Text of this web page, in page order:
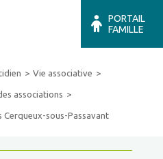
PORTAIL
FAMILLE
Vie associative
associations
Cerqueux-sous-Passavant